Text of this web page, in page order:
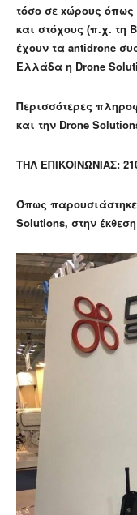
τόσο σε xώρους
και στόχους (π.χ. τη
έχουν τα antidrone
Ελλάδα η Drone
Περισσότερες
και την Drone
ΤΗΛ ΕΠΙΚΟΙΝΩΝΙΑΣ:
Όπως παρουσιάστηκε
Solutions, στην έκθεση